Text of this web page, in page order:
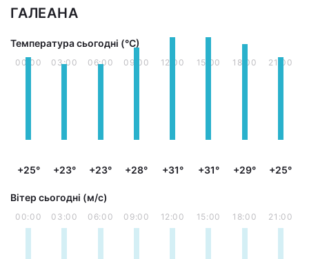
ГАЛЕАНА
Температура сьогодні (°С)
00:00
+25°
03:00
+23°
06:00
+23°
09:00
+28°
12:00
+31°
15:00
+31°
18:00
+29°
21:00
+25°
Вітер сьогодні (м/с)
00:00 03:00 06:00 09:00 12:00 15:00 18:00 21:00